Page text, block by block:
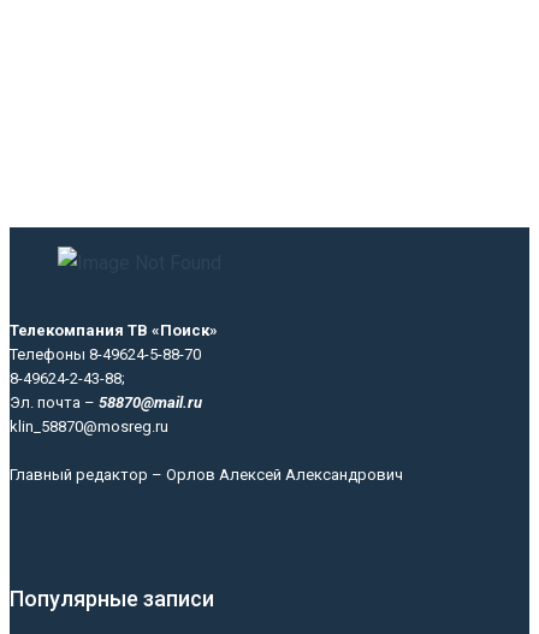
Телекомпания ТВ «Поиск»
Телефоны 8-49624-5-88-70
8-49624-2-43-88;
Эл. почта – 58870@mail.ru
klin_58870@mosreg.ru
Главный редактор – Орлов Алексей Александрович
Популярные записи